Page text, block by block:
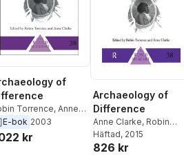
of
Torrence, Anne
E-bok 2003
kr
Archaeology of
Difference
Anne Clarke, Robin
Torrence
Häftad, 2015
826 kr